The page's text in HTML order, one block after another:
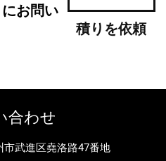
お問い
積りを依頼
合わせ
市武進区堯洛路47番地